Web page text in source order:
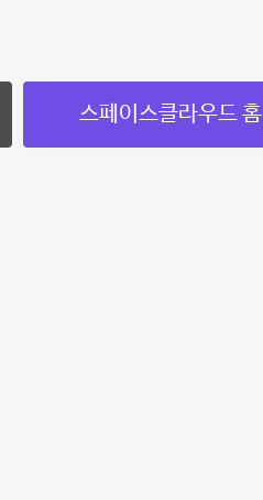
스페이스클라우드 홈